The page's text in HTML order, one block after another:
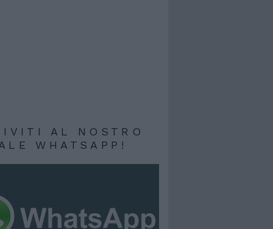
AL NOSTRO
WHATSAPP!